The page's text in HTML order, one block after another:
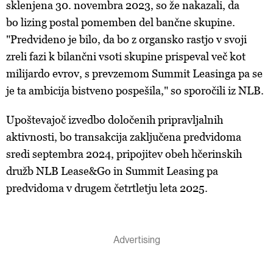
sklenjena 30. novembra 2023, so že nakazali, da
bo lizing postal pomemben del bančne skupine.
"Predvideno je bilo, da bo z organsko rastjo v svoji
zreli fazi k bilančni vsoti skupine prispeval več kot
milijardo evrov, s prevzemom Summit Leasinga pa se
je ta ambicija bistveno pospešila," so sporočili iz NLB.
Upoštevajoč izvedbo določenih pripravljalnih
aktivnosti, bo transakcija zaključena predvidoma
sredi septembra 2024, pripojitev obeh hčerinskih
družb NLB Lease&Go in Summit Leasing pa
predvidoma v drugem četrtletju leta 2025.